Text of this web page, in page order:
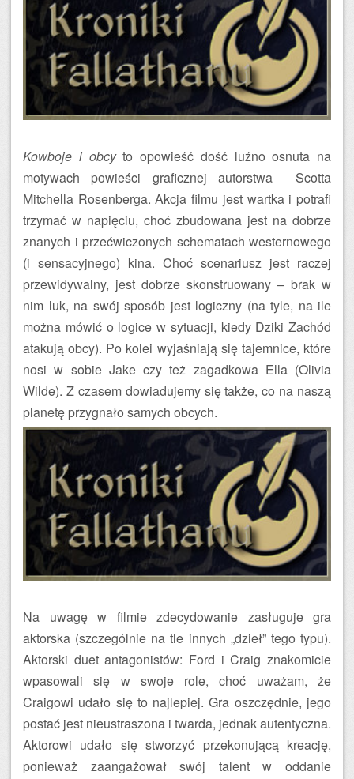
Kowboje i obcyto opowieść dość luźno osnuta na
motywach powieści graficznej autorstwa Scotta
Mitchella Rosenberga. Akcja filmu jest wartka i potrafi
trzymać w napięciu, choć zbudowana jest na dobrze
znanych i przećwiczonych schematach westernowego
(i sensacyjnego) kina. Choć scenariusz jest raczej
przewidywalny, jest dobrze skonstruowany – brak w
nim luk, na swój sposób jest logiczny (na tyle, na ile
można mówić o logice w sytuacji, kiedy Dziki Zachód
atakują obcy). Po kolei wyjaśniają się tajemnice, które
nosi w sobie Jake czy też zagadkowa Ella (Olivia
Wilde). Z czasem dowiadujemy się także, co na naszą
planetę przygnało samych obcych.
Na uwagę w filmie zdecydowanie zasługuje gra
aktorska (szczególnie na tle innych „dzieł” tego typu).
Aktorski duet antagonistów: Ford i Craig znakomicie
wpasowali się w swoje role, choć uważam, że
Craigowi udało się to najlepiej. Gra oszczędnie, jego
postać jest nieustraszona i twarda, jednak autentyczna.
Aktorowi udało się stworzyć przekonującą kreację,
ponieważ zaangażował swój talent w oddanie